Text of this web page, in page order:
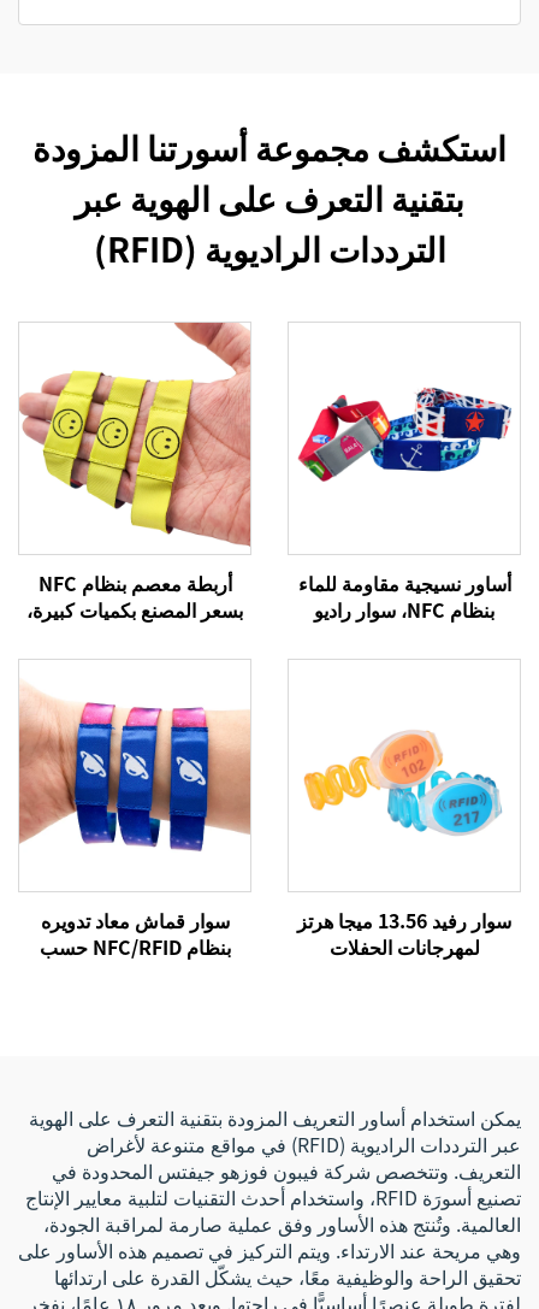
استكشف مجموعة أسورتنا المزودة
بتقنية التعرف على الهوية عبر
الترددات الراديوية (RFID)
أساور نسيجية مقاومة للماء
بنظام NFC، سوار راديو
منسوج بنظام NFC
أربطة معصم بنظام NFC
بسعر المصنع بكميات كبيرة،
أربطة معصم بنظام NFC تردد
13.56 ميجا هرتز، أربطة
قماشية
سوار رفيد 13.56 ميجا هرتز
لمهرجانات الحفلات
سوار قماش معاد تدويره
بنظام NFC/RFID حسب
يمكن استخدام أساور التعريف المزودة بتقنية التعرف على الهوية
عبر الترددات الراديوية (RFID) في مواقع متنوعة لأغراض
التعريف. وتتخصص شركة فيبون فوزهو جيفتس المحدودة في
تصنيع أسورَة RFID، واستخدام أحدث التقنيات لتلبية معايير الإنتاج
العالمية. وتُنتج هذه الأساور وفق عملية صارمة لمراقبة الجودة،
وهي مريحة عند الارتداء. ويتم التركيز في تصميم هذه الأساور على
تحقيق الراحة والوظيفية معًا، حيث يشكّل القدرة على ارتدائها
لفترة طويلة عنصرًا أساسيًّا في راحتها. وبعد مرور ١٨ عامًا، نفخر